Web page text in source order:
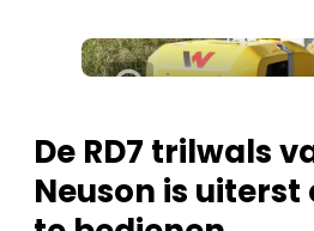
Evenement aanmelden
Meest gelezen
Podcasts
Privacy / Cookie
De RD7 trilwals
Neuson is